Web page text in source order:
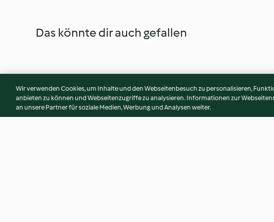
Das könnte dir auch gefallen
Wir verwenden Cookies, um Inhalte und den Webseitenbesuch zu personalisieren,
anbieten zu können und Webseitenzugriffe zu analysieren. Informationen zur
an unsere Partner für soziale Medien, Werbung und Analysen weiter.